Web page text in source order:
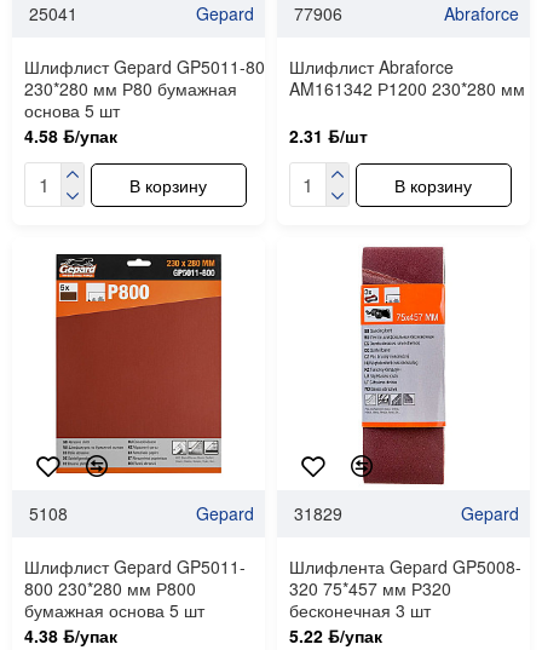
25041 Gepard
Шлифлист Gepard GP5011-80
230*280 мм Р80 бумажная
основа 5 шт
4.58 ƃ/упак
В корзину
77906 Abraforce
Шлифлист Abraforce
AM161342 Р1200 230*280 мм
2.31 ƃ/шт
В корзину
5108 Gepard
Шлифлист Gepard GP5011-
800 230*280 мм Р800
бумажная основа 5 шт
4.38 ƃ/упак
31829 Gepard
Шлифлента Gepard GP5008-
320 75*457 мм Р320
бесконечная 3 шт
5.22 ƃ/упак